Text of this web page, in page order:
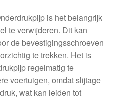
is het belangrijk
te verwijderen. Dit kan
de bevestigingsschroeven
te trekken. Het is
regelmatig te
voertuigen, omdat slijtage
wat kan leiden tot